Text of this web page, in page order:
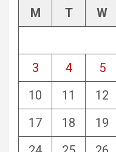
M
T W
3
4 5
10
11 12
17
18 19